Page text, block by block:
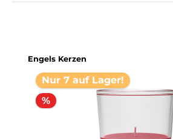
Produktgalerie überspringen
Engels Kerzen
Nur 7 auf Lager!
%